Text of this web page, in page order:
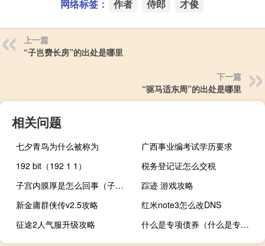
网络标签： 作者 侍郎 才俊
上一篇
“子岂费长房”的出处是哪里
下一篇
“驱马适东周”的出处是哪里
相关问题
七夕青鸟为什么被称为
广西事业编考试学历要求
192 bit（192 1 1）
税务登记证怎么交税
子宫内膜厚是怎么回事（子宫内膜厚怎么办）
踪迹 游戏攻略
新金庸群侠传v2.5攻略
红米note3怎么改DNS
征途2人气服升级攻略
什么是专项债券（什么是专项债）